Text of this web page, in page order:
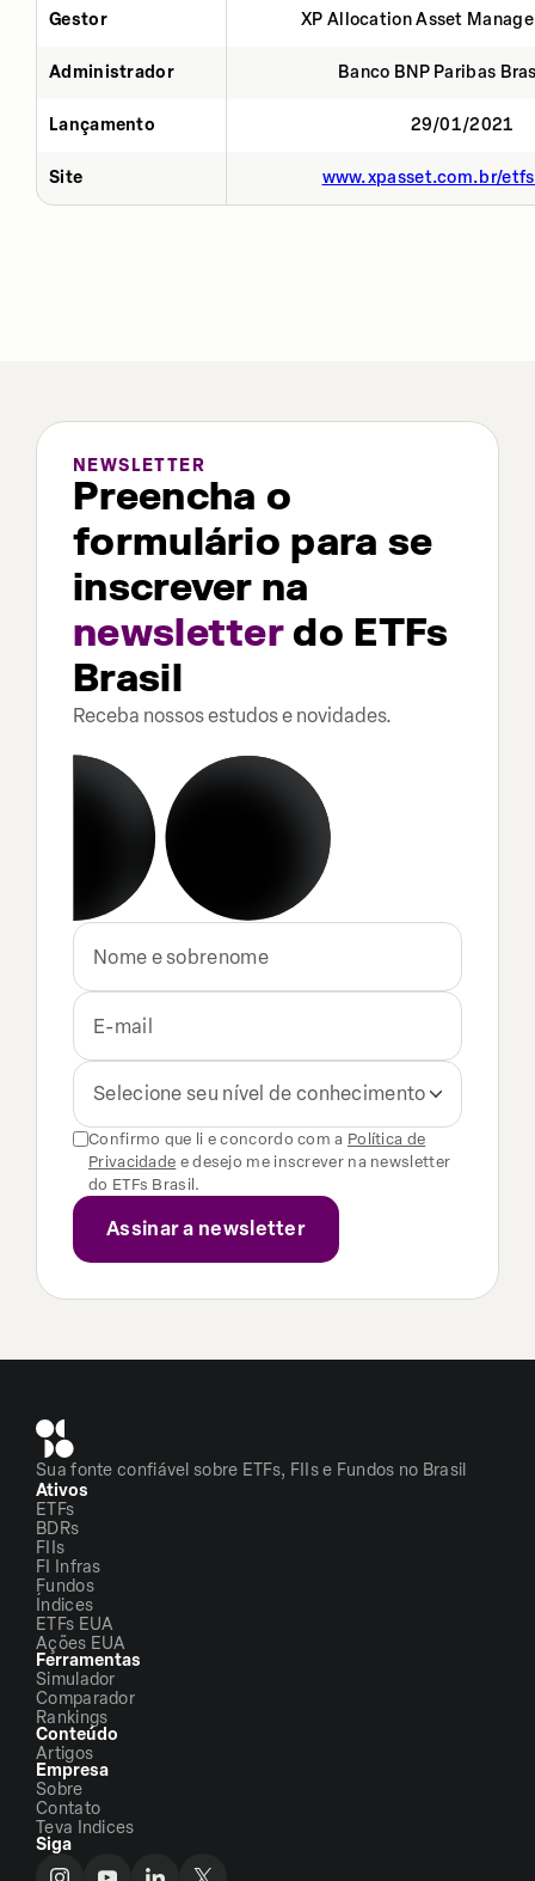
Gestor XP Allocation Asset
Administrador Banco BNP Paribas
Lançamento 29/01/2021
Site www.xpasset.com.br/
NEWSLETTER
Preencha o
formulário para se
inscrever na
newsletterdo ETFs
Brasil
Receba nossos estudos e novidades.
Selecione seu nível de conhecimento
Confirmo que li e concordo com a Política de
Privacidade e desejo me inscrever na newsletter
do ETFs Brasil.
Sua fonte confiável sobre ETFs, FIIs e Fundos no Brasil
Ativos
ETFs
BDRs
FIIs
FI Infras
Fundos
Índices
ETFs EUA
Ações EUA
Ferramentas
Simulador
Comparador
Rankings
Conteúdo
Artigos
Empresa
Sobre
Contato
Teva Indices
Siga